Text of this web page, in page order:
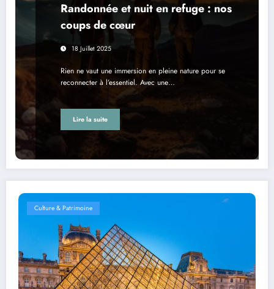
Randonnée et nuit en refuge : nos
coups de cœur
18 Juillet 2025
Rien ne vaut une immersion en pleine nature pour se
reconnecter à l’essentiel. Avec une…
Lire la suite
Culture & Patrimoine